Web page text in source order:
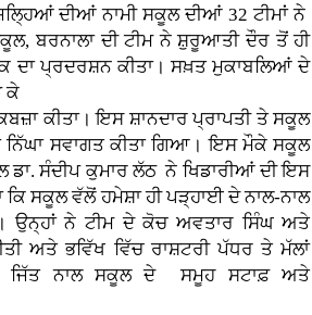
ਦੀਆਂ ਨਾਮੀ ਸਕੂਲ ਦੀਆਂ 32 ਟੀਮਾਂ ਨੇ
ਬਰਨਾਲਾ ਦੀ ਟੀਮ ਨੇ ਸ਼ੁਰੂਆਤੀ ਦੌਰ ਤੋਂ ਹੀ
ਦਾ ਪ੍ਰਦਰਸ਼ਨ ਕੀਤਾ। ਸਖ਼ਤ ਮੁਕਾਬਲਿਆਂ ਦੇ
ਕੇ
ਇਸ ਸ਼ਾਨਦਾਰ ਪ੍ਰਾਪਤੀ ਤੇ ਸਕੂਲ
ਸਵਾਗਤ ਕੀਤਾ ਗਿਆ। ਇਸ ਮੌਕੇ ਸਕੂਲ
ਡਾ. ਸੰਦੀਪ ਕੁਮਾਰ ਲੱਠ ਨੇ ਖਿਡਾਰੀਆਂ ਦੀ ਇਸ
ਸਕੂਲ ਵੱਲੋਂ ਹਮੇਸ਼ਾ ਹੀ ਪੜ੍ਹਾਈ ਦੇ ਨਾਲ-ਨਾਲ
ਉਨ੍ਹਾਂ ਨੇ ਟੀਮ ਦੇ ਕੋਚ ਅਵਤਾਰ ਸਿੰਘ ਅਤੇ
ਅਤੇ ਭਵਿੱਖ ਵਿੱਚ ਰਾਸ਼ਟਰੀ ਪੱਧਰ ਤੇ ਮੱਲਾਂ
ਜਿੱਤ ਨਾਲ ਸਕੂਲ ਦੇ ਸਮੂਹ ਸਟਾਫ਼ ਅਤੇ